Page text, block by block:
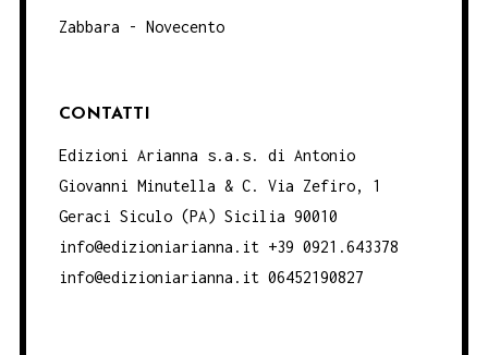
Zabbara - Novecento
CONTATTI
Edizioni Arianna s.a.s. di Antonio
Giovanni Minutella & C. Via Zefiro, 1
Geraci Siculo (PA) Sicilia 90010
info@edizioniarianna.it +39 0921.643378
info@edizioniarianna.it 06452190827